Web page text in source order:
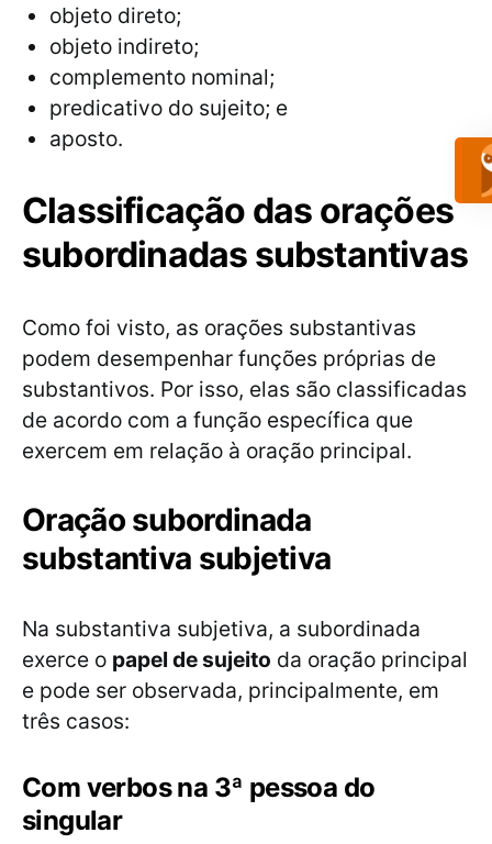
objeto direto;
objeto indireto;
complemento nominal;
predicativo do sujeito; e
aposto.
Classificação das orações
subordinadas substantivas
Como foi visto, as orações substantivas
podem desempenhar funções próprias de
substantivos. Por isso, elas são classificadas
de acordo com a função específica que
exercem em relação à oração principal.
Oração subordinada
substantiva subjetiva
Na substantiva subjetiva, a subordinada
exerce o papel de sujeito da oração principal
e pode ser observada, principalmente, em
três casos:
Com verbos na 3ª pessoa do
singular